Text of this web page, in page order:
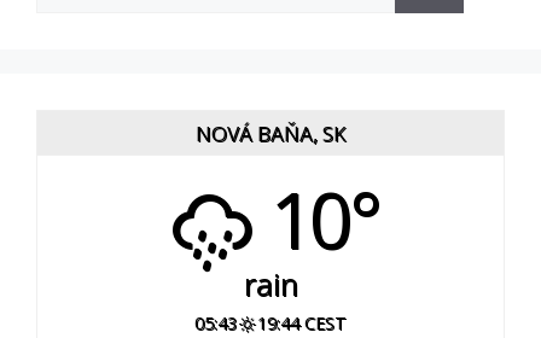
NOVÁ BAŇA, SK
10°
rain
05:43 19:44 CEST